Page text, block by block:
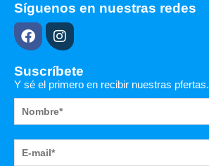
Síguenos en nuestras redes
F
a
c
b
o
o
k
I
n
s
a
g
r
a
Suscríbete
Y sé el primero en recibir nuestras pfertas.